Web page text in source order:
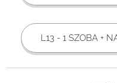
L13 - 1 SZOBA +